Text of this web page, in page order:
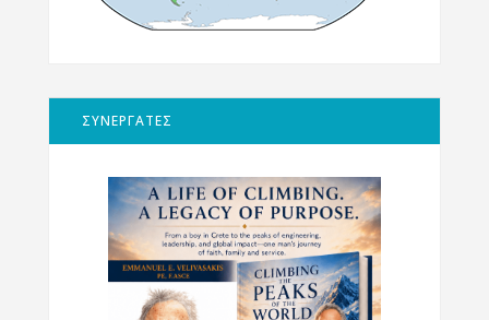
ΣΥΝΕΡΓΑΤΕΣ